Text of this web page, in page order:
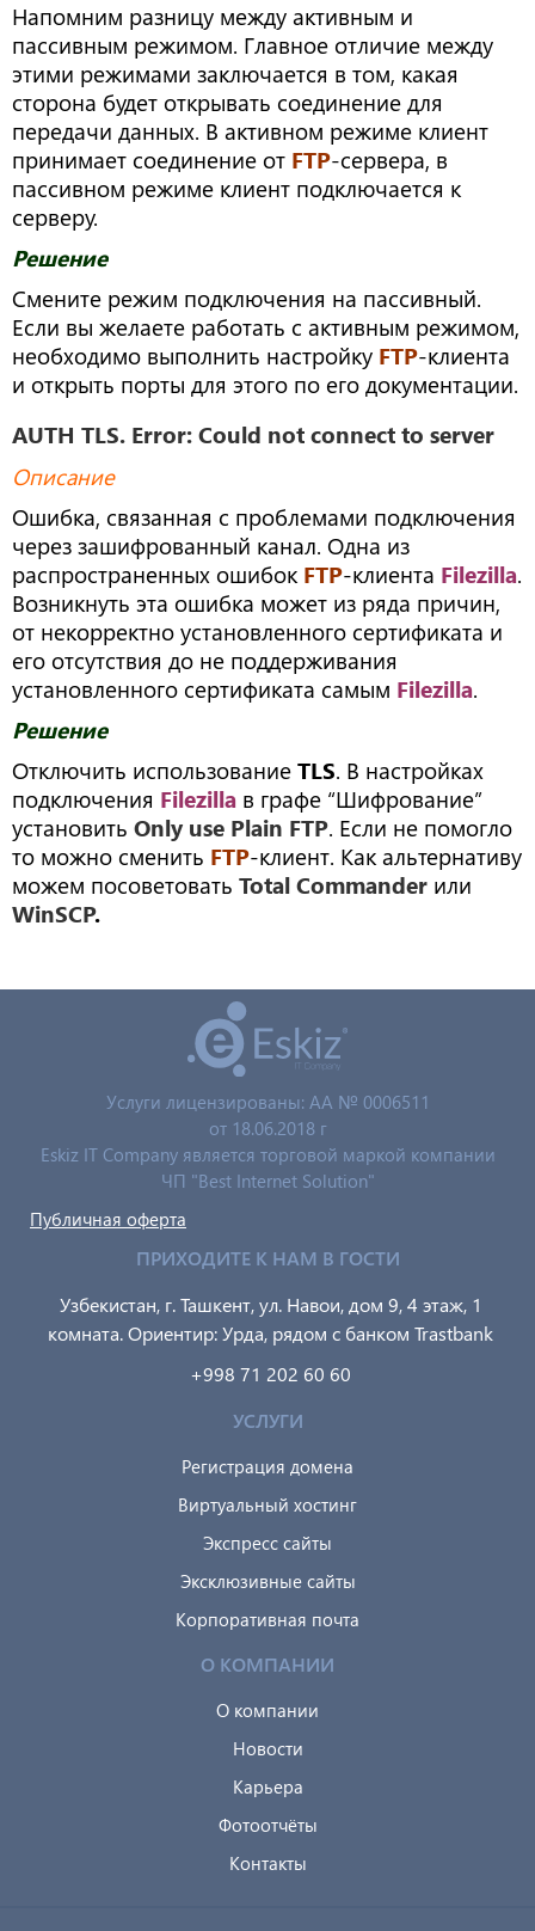
Напомним разницу между активным и
пассивным режимом. Главное отличие между
этими режимами заключается в том, какая
сторона будет открывать соединение для
передачи данных. В активном режиме клиент
принимает соединение от FTP-сервера, в
пассивном режиме клиент подключается к
серверу.
Решение
Смените режим подключения на пассивный.
Если вы желаете работать с активным режимом,
необходимо выполнить настройку FTP-клиента
и открыть порты для этого по его документации.
AUTH TLS. Error: Could not connect to server
Описание
Ошибка, связанная с проблемами подключения
через зашифрованный канал. Одна из
распространенных ошибок FTP-клиента Filezilla.
Возникнуть эта ошибка может из ряда причин,
от некорректно установленного сертификата и
его отсутствия до не поддерживания
установленного сертификата самым Filezilla.
Решение
Отключить использование TLS. В настройках
подключения Filezilla в графе “Шифрование”
установить Only use Plain FTP. Если не помогло
то можно сменить FTP-клиент. Как альтернативу
можем посоветовать Total Commander или
WinSCP.
Услуги лицензированы: AA № 0006511
от 18.06.2018 г
Eskiz IT Company является торговой маркой компании
ЧП "Best Internet Solution"
Публичная оферта
ПРИХОДИТЕ К НАМ В ГОСТИ
Узбекистан, г. Ташкент, ул. Навои, дом 9, 4 этаж, 1
комната. Ориентир: Урда, рядом с банком Trastbank
+998 71 202 60 60
УСЛУГИ
Регистрация домена
Виртуальный хостинг
Экспресс сайты
Эксклюзивные сайты
Корпоративная почта
О КОМПАНИИ
О компании
Новости
Карьера
Фотоотчёты
Контакты